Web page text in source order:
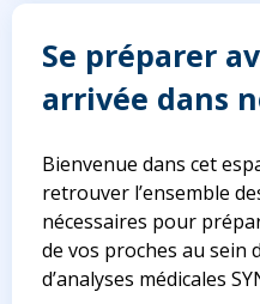
Se préparer
arrivée dans
Bienvenue dans cet
retrouver l’ensemble
nécessaires pour
de vos proches au sein
d’analyses médicales